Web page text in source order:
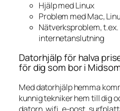
Hjälp med Linux
Problem med Mac,
Nätverksproblem,
internetanslutning
Datorhjälp för halva
för dig som bor i
Med datorhjälp hemma
kunnig tekniker hem till dig